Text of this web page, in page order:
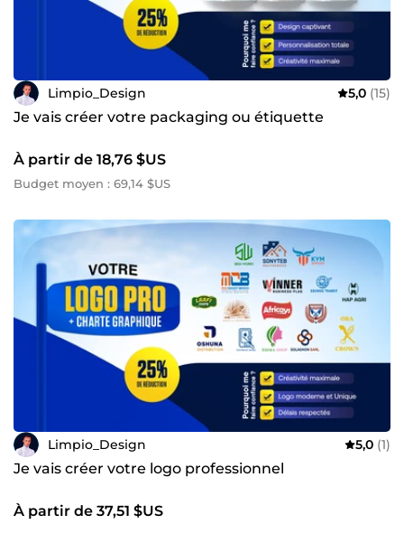
📩 Discutons de votre projet dès maintenant et créons
ensemble un design qui vous démarque !
Limpio_Design 5,0 (15)
Je vais créer votre packaging ou étiquette
À partir de 18,76 $US
Budget moyen : 69,14 $US
Limpio_Design 5,0 (1)
Je vais créer votre logo professionnel
À partir de 37,51 $US